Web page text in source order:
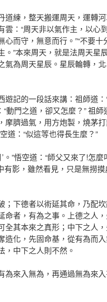
道練，整天搬運周天，運轉
：“周天非以氣作主，以心
而守，無意而行。”“不要十
”本來周天，就是法周天星
氣為周天星辰。星辰輪轉，
記的一段話來講：祖師道：
動門之道，卻又怎麼？” 祖師
摩臍過氣，用方炮製，燒茅
道：“似這等也得長生麼？”
”悟空道：“師父又來了!怎麼
有影，雖然看見，只是無撈
；下德者以術延其命，乃配
命者，有為之事。上德之人
全其本來之真形；中下之人
化，先固命基，從有為而入
，中下之人則不然。
來入無為，再通過無為來入